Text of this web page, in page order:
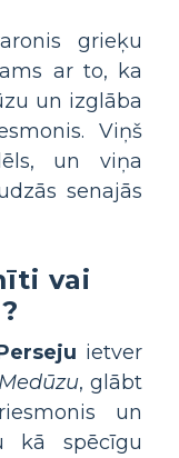
grieķu
ar to, ka
un izglāba
Viņš
un viņa
senajās
vai
ietver
Medūzu, glābt
un
kā spēcīgu